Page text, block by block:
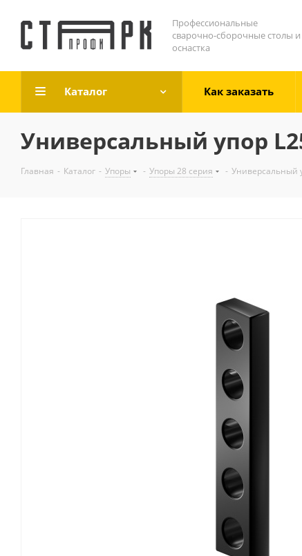
Профессиональные
сварочно-сборочные столы и
оснастка
Каталог Как заказать
Универсальный упор
Главная - Каталог - Упоры - Упоры 28 серия - Универсальный